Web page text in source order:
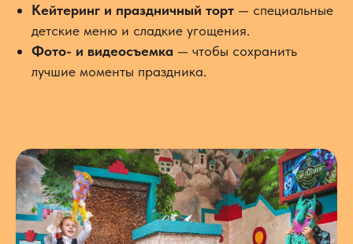
Кейтеринг и праздничный торт — специальные
детские меню и сладкие угощения.
Фото- и видеосъемка — чтобы сохранить
лучшие моменты праздника.